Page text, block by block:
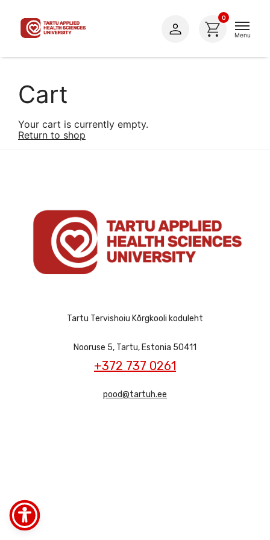
0
Cart
Your cart is currently empty.
Return to shop
Tartu Tervishoiu Kõrgkooli koduleht
Nooruse 5, Tartu, Estonia 50411
+372 737 0261
pood@tartuh.ee